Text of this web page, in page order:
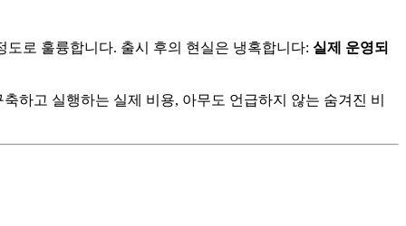
로 훌륭합니다. 출시 후의 현실은 냉혹합니다: 실제 운영되
하고 실행하는 실제 비용, 아무도 언급하지 않는 숨겨진 비